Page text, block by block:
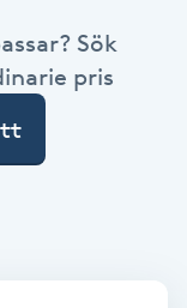
Sök
pris